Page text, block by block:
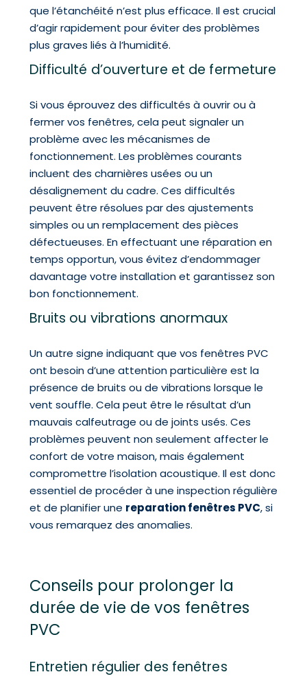
que l’étanchéité n’est plus efficace. Il est crucial
d’agir rapidement pour éviter des problèmes
plus graves liés à l’humidité.
Difficulté d’ouverture et de fermeture
Si vous éprouvez des difficultés à ouvrir ou à
fermer vos fenêtres, cela peut signaler un
problème avec les mécanismes de
fonctionnement. Les problèmes courants
incluent des charnières usées ou un
désalignement du cadre. Ces difficultés
peuvent être résolues par des ajustements
simples ou un remplacement des pièces
défectueuses. En effectuant une réparation en
temps opportun, vous évitez d’endommager
davantage votre installation et garantissez son
bon fonctionnement.
Bruits ou vibrations anormaux
Un autre signe indiquant que vos fenêtres PVC
ont besoin d’une attention particulière est la
présence de bruits ou de vibrations lorsque le
vent souffle. Cela peut être le résultat d’un
mauvais calfeutrage ou de joints usés. Ces
problèmes peuvent non seulement affecter le
confort de votre maison, mais également
compromettre l’isolation acoustique. Il est donc
essentiel de procéder à une inspection régulière
et de planifier une reparation fenêtres PVC, si
vous remarquez des anomalies.
Conseils pour prolonger la
durée de vie de vos fenêtres
PVC
Entretien régulier des fenêtres